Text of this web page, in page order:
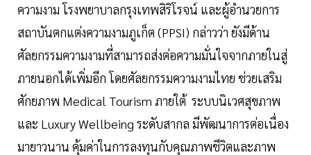
ความงาม โรงพยาบาลกรุงเทพสิริโรจน์ และผู้อำนวยการ
สถาบันตกแต่งความงามภูเก็ต (PPSI) กล่าวว่า ยังมีด้าน
ศัลยกรรมความงามที่สามารถส่งต่อความมั่นใจจากภายในสู่
ภายนอกได้เพิ่มอีก โดยศัลยกรรมความงามไทย ช่วยเสริม
ศักยภาพ Medical Tourism ภายใต้ ระบบนิเวศสุขภาพ
และ Luxury Wellbeing ระดับสากล มีพัฒนาการต่อเนื่อง
มายาวนาน คุ้มค่าในการลงทุนกับคุณภาพชีวิตและภาพ